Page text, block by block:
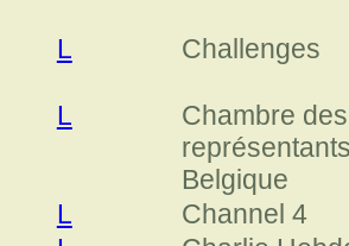
L Challenges
L
Chambre des
Belgique
L
Channel 4